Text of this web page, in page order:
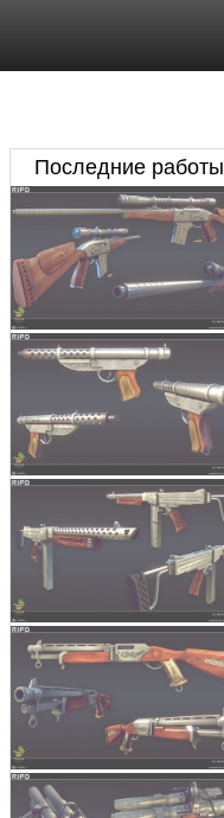
Последние работы